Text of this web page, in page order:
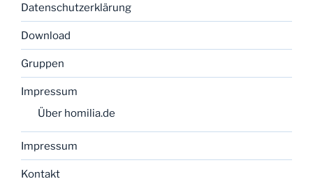
Datenschutzerklärung
Download
Gruppen
Impressum
Über homilia.de
Impressum
Kontakt